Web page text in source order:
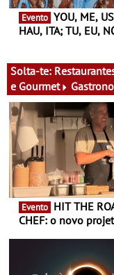
Evento
HAU, ITA; TU, EU,
13 de Dezembro
Solta-te:
e Gourmet
Evento
CHEF: o novo
conceito